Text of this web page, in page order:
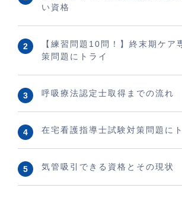
い資格
【練習問題10問！】終末期ケア
策問題にトライ
呼吸療法認定士取得までの流れ
在宅看護指導士試験対策問題に
気管吸引できる資格とその現状